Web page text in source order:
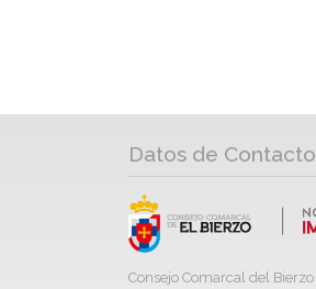
Datos de Contacto
Consejo Comarcal del Bierzo